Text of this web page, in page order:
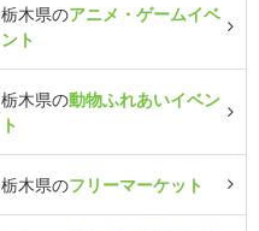
栃木県のアニメ・ゲームイベ
ント
栃木県の動物ふれあいイベン
ト
栃木県のフリーマーケット